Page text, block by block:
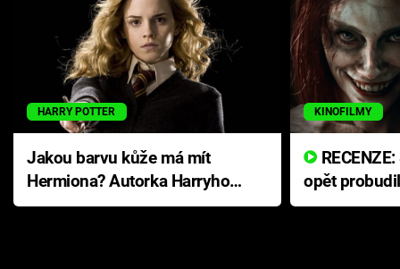
HARRY POTTER
Jakou barvu kůže má mít
Hermiona? Autorka Harryho
Pottera přišla s ráznou
KINOFILMY
opět
přichází s